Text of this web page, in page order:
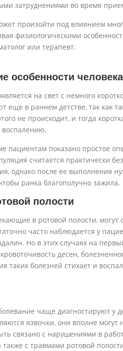
затруднениями во время
произойти под влиянием
физиологическими
или терапевт.
особенности человека
на свет с немного
еще в раннем детстве, так как
не происходит, и тогда
воспалению.
пациентам показано простое
считается практически
однако после ее выполнения
ранка благополучно зажила.
полости
в ротовой полости, могут
часто наблюдается у
Но в этих случаях на
десен,
таких болезней стихает и
чаще диагностируют у
язвочки, они вполне
связано с нарушениями в
с травмами ротовой